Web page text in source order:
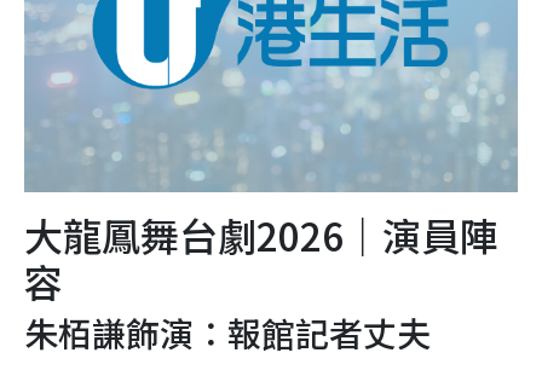
大龍鳳舞台劇2026｜演員陣
容
朱栢謙飾演：報館記者丈夫